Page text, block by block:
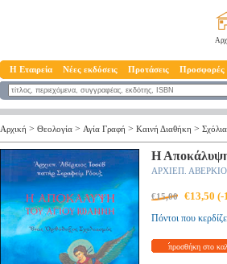
Η Εταιρεία Νέες εκδόσεις Προτάσεις Προσφορές
Αρχική > Θεολογία > Αγία Γραφή > Καινή Διαθήκη >
Η Αποκάλυψη
ΑΡΧΙΕΠ.
€15,00 €13,50
Πόντοι που
προσθήκη στο